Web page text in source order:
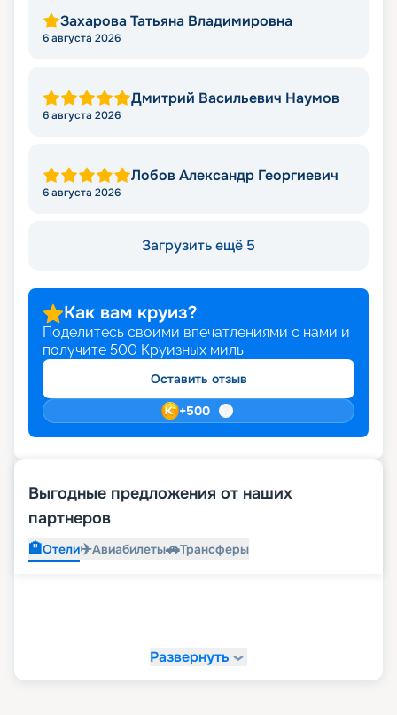
Захарова Татьяна Владимировна
6 августа 2026
Дмитрий Васильевич Наумов
6 августа 2026
Лобов Александр Георгиевич
6 августа 2026
Загрузить ещё 5
Как вам круиз?
Поделитесь своими впечатлениями с нами и
получите 500 Круизных миль
Оставить отзыв
+500
Выгодные предложения от наших
партнеров
🏨Отели✈️Авиабилеты🚗Трансферы
Развернуть